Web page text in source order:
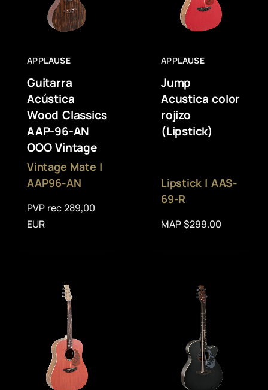
APPLAUSE
Guitarra
Acústica
Wood Classics
AAP-96-AN
OOO Vintage
Vintage Mate |
AAP96-AN
PVP rec 289,00
EUR
APPLAUSE
Jump
Acustica color
rojizo
(Lipstick)
Lipstick | AAS-
69-R
MAP $299.00